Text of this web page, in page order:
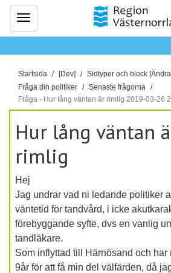
Meny
D
u
ä
h
ä
r
:
Startsida [Dev]
Sidtyper och block
Fråga din politiker
Senaste frågorna
Fråga - Hur lång väntan är rimlig 2019-03-26
Hur lång väntan
rimlig
Hej
Jag undrar vad ni ledande politiker
väntetid för tandvård, i icke
förebyggande syfte, dvs en vanlig
tandläkare.
Som inflyttad till Härnösand och har
9år för att få min del välfärden, då